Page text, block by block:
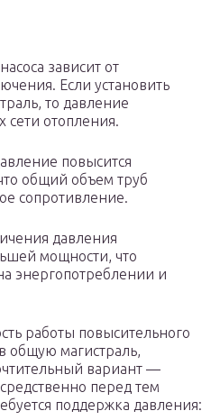
зависит от
Если установить
то давление
сети отопления.
повысится
общий объем труб
сопротивление.
давления
мощности, что
энергопотреблении и
работы повысительного
общую магистраль,
вариант —
перед тем
поддержка давления: